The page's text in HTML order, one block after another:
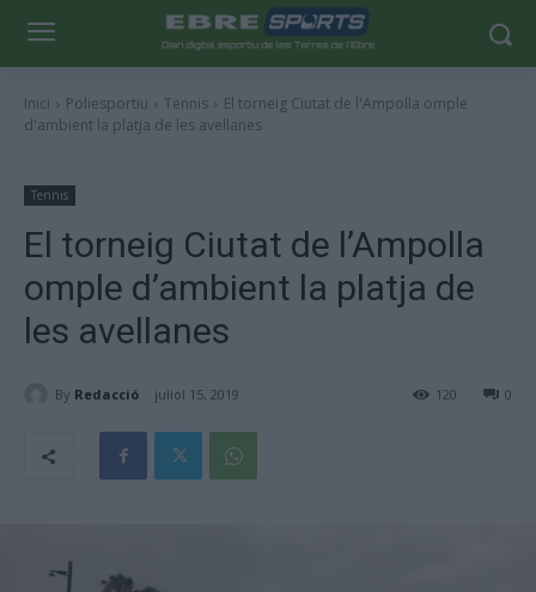
Inici Poliesportiu Tennis
El torneig Ciutat de l'Ampolla omple
d'ambient la platja de les avellanes
Tennis
El torneig Ciutat de l’Ampolla
omple d’ambient la platja de
les avellanes
By Redacció juliol 15, 2019 0
120